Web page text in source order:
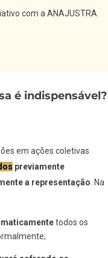
com a ANAJUSTRA
é indispensável?
em ações coletivas
previamente
a representação. Na
todos os